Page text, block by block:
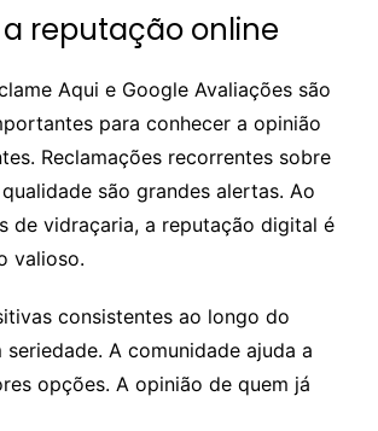
reputação online
Aqui e Google Avaliações são
para conhecer a opinião
Reclamações recorrentes sobre
são grandes alertas. Ao
de vidraçaria, a reputação digital é
valioso.
consistentes ao longo do
A comunidade ajuda a
opções. A opinião de quem já